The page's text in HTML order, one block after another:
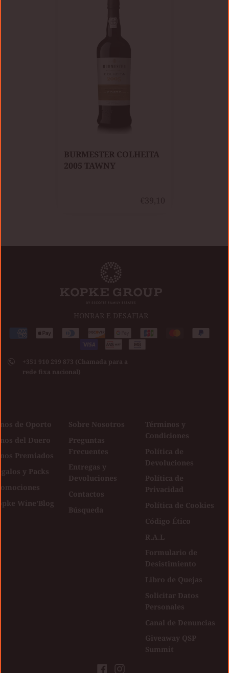
​BURMESTER COLHEITA
2005 TAWNY
HONRAR E DESAFIAR
Medios
aceptados
AmericanApple
Diners DiscoverGoogle
pay
Jcb Master Paypal
Visa
+351 910 299 873 (Chamada para a
rede fixa nacional)
de Oporto
del Duero
Premiados
y Packs
Wine'Blog
Sobre Nosotros
Preguntas
Frecuentes
Entregas y
Devoluciones
Contactos
Búsqueda
Términos y
Condiciones
Política de
Devoluciones
Política de
Privacidad
Política de Cookies
Código Ético
R.A.L
Formulario de
Desistimiento
Libro de Quejas
Solicitar Datos
Personales
Canal de Denuncias
Giveaway QSP
Summit
FacebookInstagram